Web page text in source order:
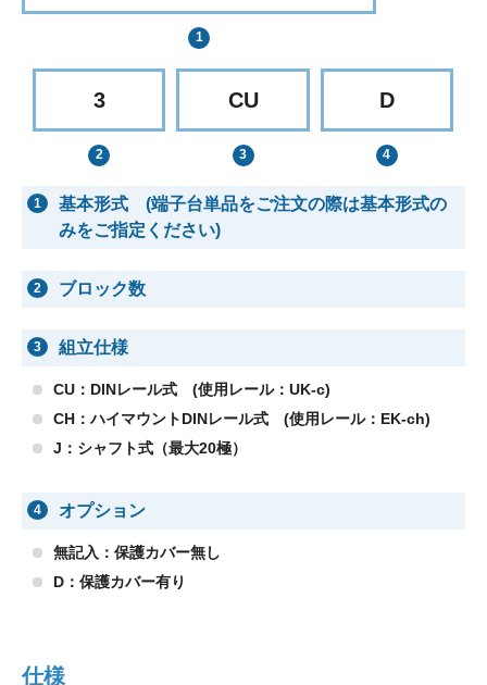
3 CU D
1
基本形式 (端子台単品をご注文の際は基本形式の
みをご指定ください)
2 ブロック数
3 組立仕様
CU：DINレール式 (使用レール：UK-c)
CH：ハイマウントDINレール式 (使用レール：EK-ch)
J：シャフト式（最大20極）
4 オプション
無記入：保護カバー無し
D：保護カバー有り
仕様